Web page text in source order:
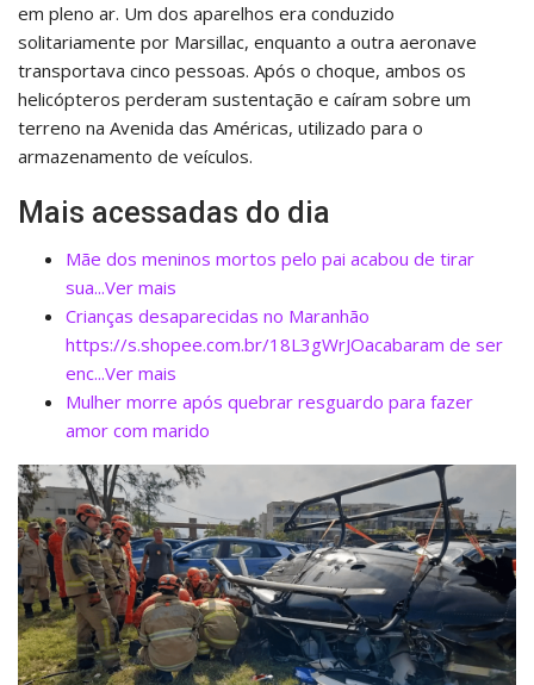
em pleno ar. Um dos aparelhos era conduzido
solitariamente por Marsillac, enquanto a outra aeronave
transportava cinco pessoas. Após o choque, ambos os
helicópteros perderam sustentação e caíram sobre um
terreno na Avenida das Américas, utilizado para o
armazenamento de veículos.
Mais acessadas do dia
Mãe dos meninos mortos pelo pai acabou de tirar
sua...Ver mais
Crianças desaparecidas no Maranhão
https://s.shopee.com.br/18L3gWrJOacabaram de ser
enc...Ver mais
Mulher morre após quebrar resguardo para fazer
amor com marido